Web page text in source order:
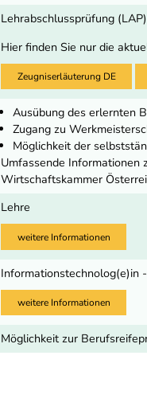
Lehrabschlussprüfung (LAP)
Hier finden Sie nur die
Zeugniserläuterung DE
Ausübung des erlernten
Zugang zu
Möglichkeit der
Umfassende Informationen
Wirtschaftskammer
Lehre
weitere Informationen
Informationstechnolog(e)in
weitere Informationen
Möglichkeit zur